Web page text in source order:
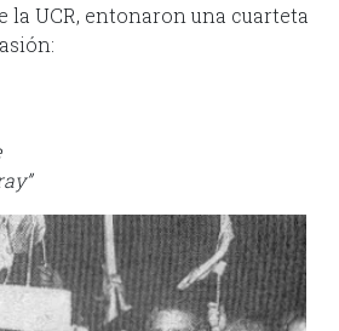
la UCR, entonaron una cuarteta